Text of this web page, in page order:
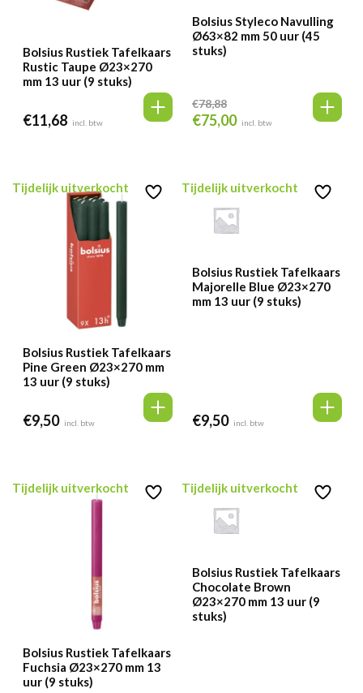
Bolsius Rustiek Tafelkaars
Rustic Taupe Ø23×270
mm 13 uur (9 stuks)
€11,68 incl. btw
Bolsius Styleco Navulling
Ø63×82 mm 50 uur (45
stuks)
€78,88
Oorspronkelijke
€75,00 Huidige
incl. btw
Tijdelijk uitverkocht
Bolsius Rustiek Tafelkaars
Pine Green Ø23×270 mm
13 uur (9 stuks)
€9,50 incl. btw
Tijdelijk uitverkocht
Bolsius Rustiek Tafelkaars
Majorelle Blue Ø23×270
mm 13 uur (9 stuks)
€9,50 incl. btw
Tijdelijk uitverkocht
Bolsius Rustiek Tafelkaars
Fuchsia Ø23×270 mm 13
uur (9 stuks)
Tijdelijk uitverkocht
Bolsius Rustiek Tafelkaars
Chocolate Brown
Ø23×270 mm 13 uur (9
stuks)